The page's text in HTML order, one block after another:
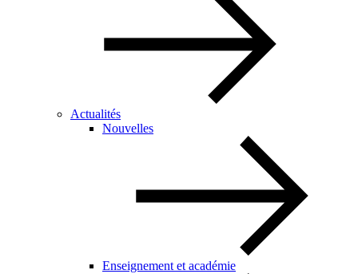
Actualités
Nouvelles
Enseignement et académie